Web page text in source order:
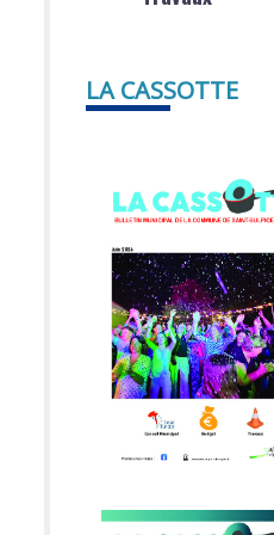
LA CASSOTTE